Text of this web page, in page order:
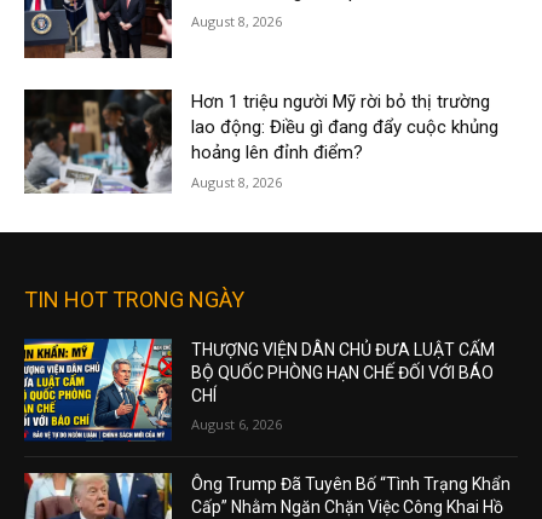
August 8, 2026
Hơn 1 triệu người Mỹ rời bỏ thị trường
lao động: Điều gì đang đẩy cuộc khủng
hoảng lên đỉnh điểm?
August 8, 2026
TIN HOT TRONG NGÀY
THƯỢNG VIỆN DÂN CHỦ ĐƯA LUẬT CẤM
BỘ QUỐC PHÒNG HẠN CHẾ ĐỐI VỚI BÁO
CHÍ
August 6, 2026
Ông Trump Đã Tuyên Bố “Tình Trạng Khẩn
Cấp” Nhằm Ngăn Chặn Việc Công Khai Hồ